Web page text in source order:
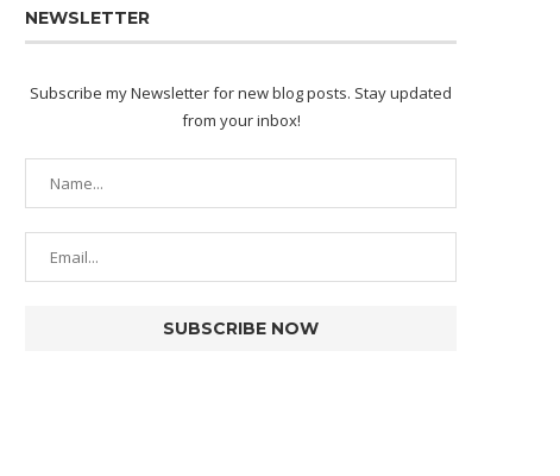
NEWSLETTER
Subscribe my Newsletter for new blog posts. Stay updated
from your inbox!